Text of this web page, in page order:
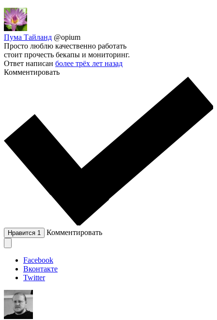
Пума Тайланд @opium
Просто люблю качественно работать
стоит прочесть бекапы и мониторинг.
Ответ написан более трёх лет назад
Комментировать
Нравится 1 Комментировать
Facebook
Вконтакте
Twitter